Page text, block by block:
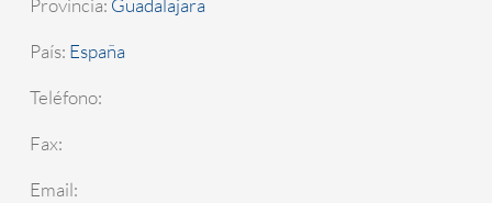
Provincia: Guadalajara
País: España
Teléfono:
Fax:
Email: